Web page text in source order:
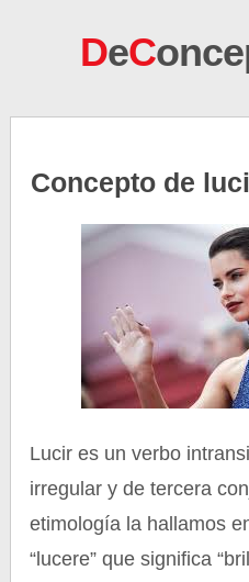
DeC
Concepto de
Lucir es un verbo
irregular y de tercera
etimología la hallamos
“lucere” que significa